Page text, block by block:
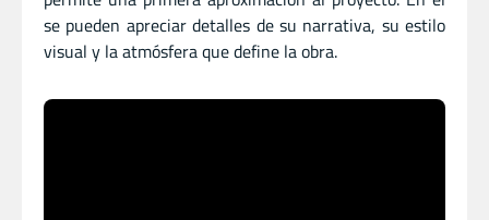
se pueden apreciar detalles de su narrativa, su estilo
visual y la atmósfera que define la obra.